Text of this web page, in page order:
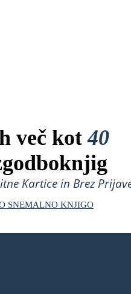
več kot40
Kartice in Brez
SNEMALNO KNJIGO